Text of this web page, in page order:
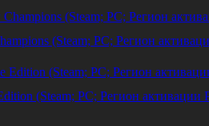
(Steam; PC; Регион
(Steam; PC; Регион